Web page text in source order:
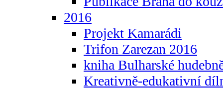
2016
Projekt Kamarádi
Trifon Zarezan 2016
kniha Bulharské
Kreativně-edukativní